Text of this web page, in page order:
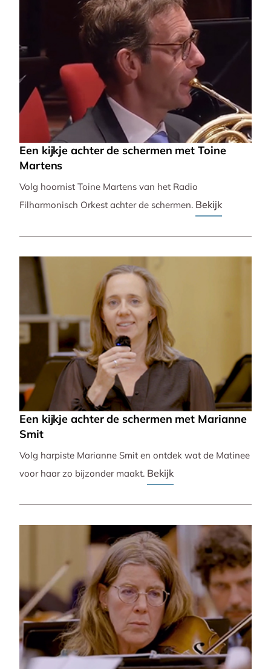
Een kijkje achter de schermen met Toine
Martens
Volg hoornist Toine Martens van het Radio
Filharmonisch Orkest achter de schermen. Bekijk
Een kijkje achter de schermen met Marianne
Smit
Volg harpiste Marianne Smit en ontdek wat de Matinee
voor haar zo bijzonder maakt. Bekijk